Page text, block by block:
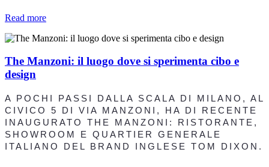
Read more
The Manzoni: il luogo dove si sperimenta cibo e
design
A POCHI PASSI DALLA SCALA DI MILANO, AL
CIVICO 5 DI VIA MANZONI, HA DI RECENTE
INAUGURATO THE MANZONI: RISTORANTE,
SHOWROOM E QUARTIER GENERALE
ITALIANO DEL BRAND INGLESE TOM DIXON.